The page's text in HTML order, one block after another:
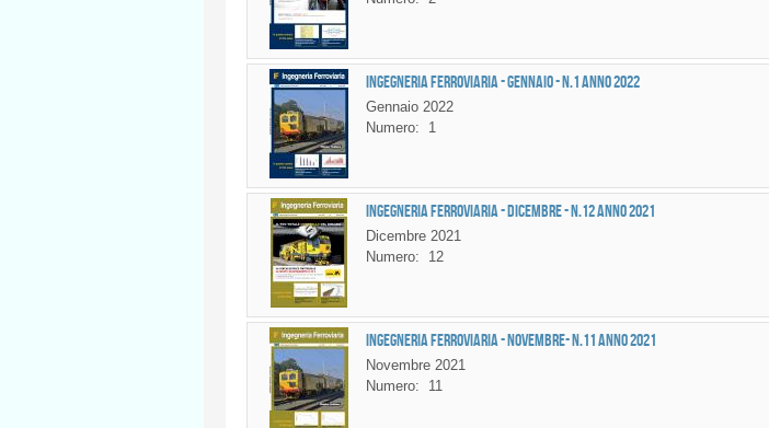
Ingegneria Ferroviaria - GENNAIO - n.1 anno 2022
Gennaio 2022
Numero:
1
Ingegneria Ferroviaria - DICEMBRE - n.12 anno 2021
Dicembre 2021
Numero:
12
Ingegneria Ferroviaria - NOVEMBRE- n.11 anno 2021
Novembre 2021
Numero:
11